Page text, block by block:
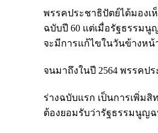
พรรคประชาธิปัตย์ได้มอง
ฉบับปี 60 แต่เมื่อรัฐธรรม
จะมีการแก้ไขในวันข้างหน้
จนมาถึงในปี 2564 พรรคป
ร่างฉบับแรก เป็นการเพิ่ม
ต้องยอมรับว่ารัฐธรรมนูญ